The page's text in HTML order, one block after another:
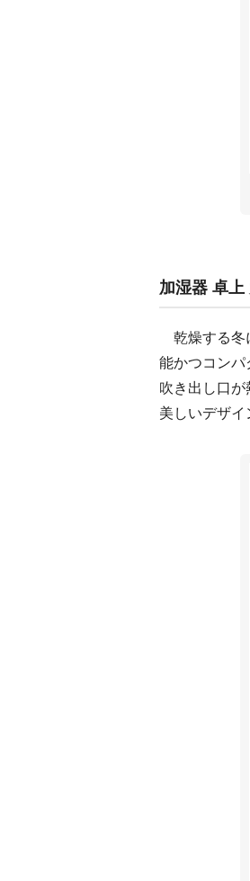
加湿器 卓
乾燥する冬
能かつコン
吹き出し口
美しいデザイ